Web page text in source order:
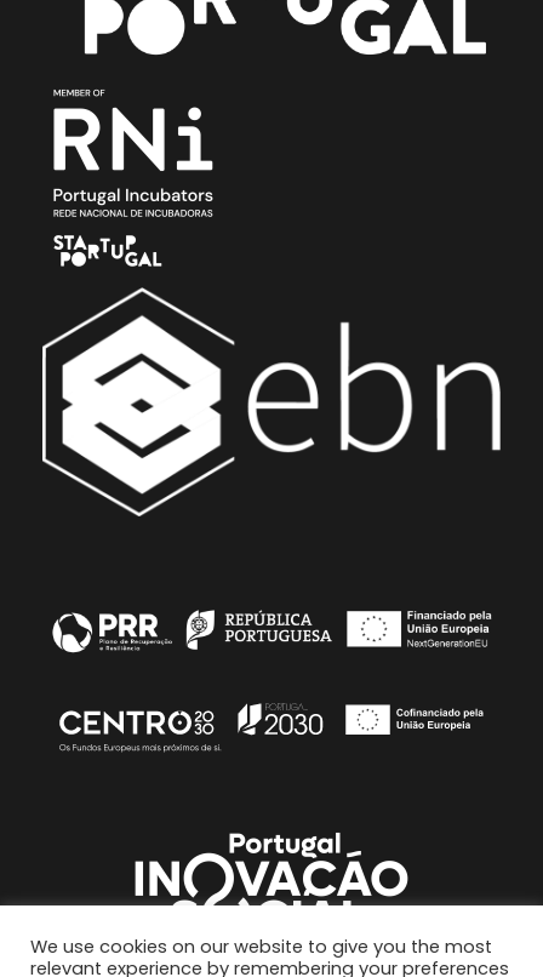
We use cookies on our website to give you the most
relevant experience by remembering your preferences